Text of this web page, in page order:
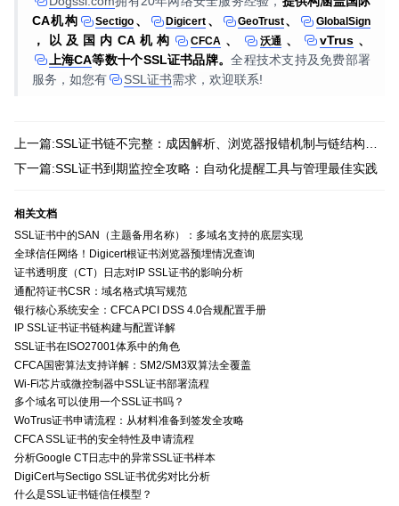
CA机构
Sectigo 、 Digicert 、 GeoTrust、 GlobalSign
，以及国内CA机构 CFCA 、 沃通 、 vTrus、
上海CA等数十个SSL证书品牌。全程技术支持及免费部署
服务，如您有
SSL证书需求，欢迎联系!
下一篇:SSL证书到期监控全攻略：自动化提醒工具与管理最佳实践
相关文档
SSL证书中的SAN（主题备用名称）：多域名支持的底层实现
全球信任网络！Digicert根证书浏览器预埋情况查询
证书透明度（CT）日志对IP SSL证书的影响分析
通配符证书CSR：域名格式填写规范
银行核心系统安全：CFCA PCI DSS 4.0合规配置手册
IP SSL证书证书链构建与配置详解
SSL证书在ISO27001体系中的角色
CFCA国密算法支持详解：SM2/SM3双算法全覆盖
Wi-Fi芯片或微控制器中SSL证书部署流程
多个域名可以使用一个SSL证书吗？
WoTrus证书申请流程：从材料准备到签发全攻略
CFCA SSL证书的安全特性及申请流程
分析Google CT日志中的异常SSL证书样本
DigiCert与Sectigo SSL证书优劣对比分析
什么是SSL证书链信任模型？